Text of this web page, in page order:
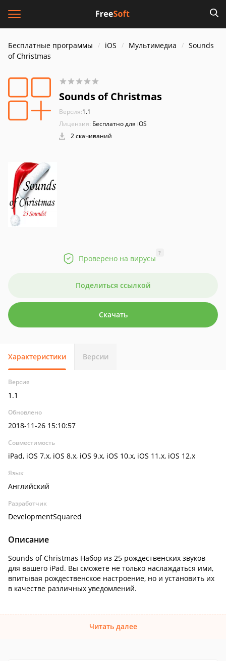
Бесплатные программы iOS Мультимедиа
Sounds
of Christmas
Sounds of Christmas
Версия:1.1
Лицензия: Бесплатно для iOS
2 скачиваний
Проверено на вирусы
?
Поделиться ссылкой
Скачать
Характеристики Версии
Версия
1.1
Обновлено
2018-11-26 15:10:57
Совместимость
iPad, iOS 7.x, iOS 8.x, iOS 9.x, iOS 10.x, iOS 11.x, iOS 12.x
Язык
Английский
Разработчик
DevelopmentSquared
Описание
Sounds of Christmas Набор из 25 рождественских звуков
для вашего iPad. Вы сможете не только наслаждаться ими,
впитывая рождественское настроение, но и установить их
в качестве различных уведомлений.
Читать далее